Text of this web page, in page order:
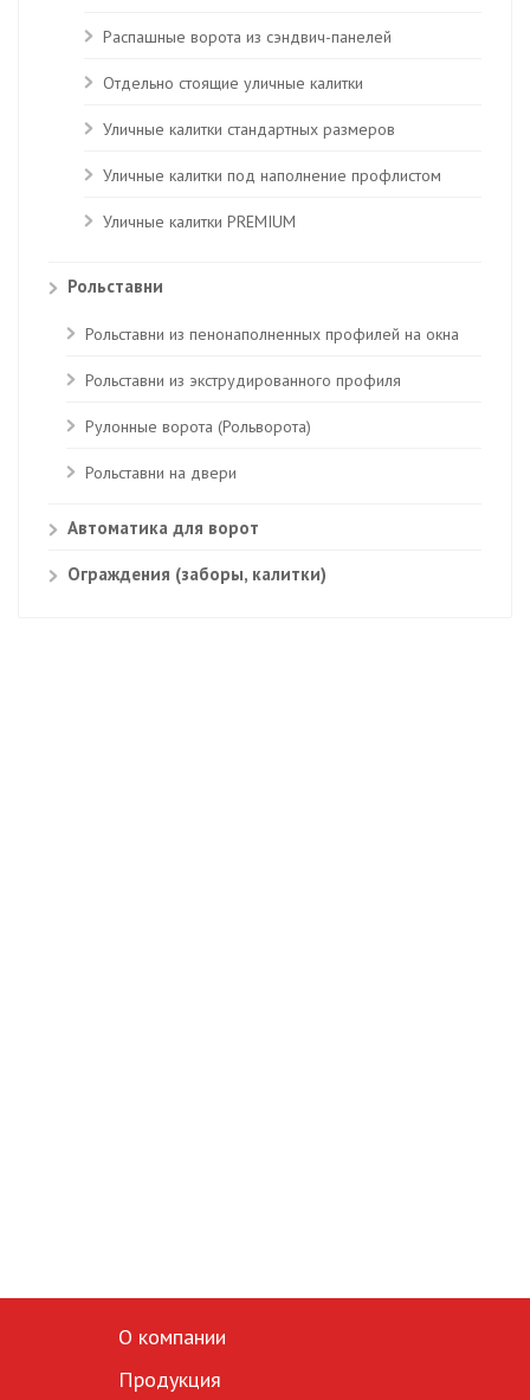
Распашные ворота из сэндвич-панелей
Отдельно стоящие уличные калитки
Уличные калитки стандартных размеров
Уличные калитки под наполнение профлистом
Уличные калитки PREMIUM
Рольставни
Рольставни из пенонаполненных профилей на окна
Рольставни из экструдированного профиля
Рулонные ворота (Рольворота)
Рольставни на двери
Автоматика для ворот
Ограждения (заборы, калитки)
О компании
Продукция